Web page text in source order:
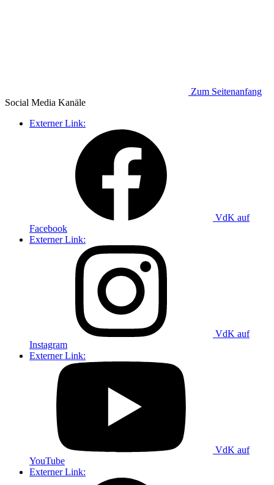
Zum Seitenanfang
Social Media Kanäle
Externer Link:
VdK auf
Facebook
Externer Link:
VdK auf
Instagram
Externer Link:
VdK auf
YouTube
Externer Link: